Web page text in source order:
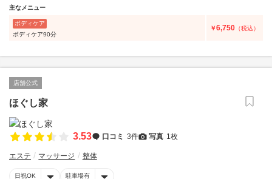
主なメニュー
ボディケア
ボディケア90分
￥6,750 （税込）
店舗公式
ほぐし家
3.53 口コミ 3件 写真 1枚
エステ マッサージ 整体
日祝OK 駐車場有